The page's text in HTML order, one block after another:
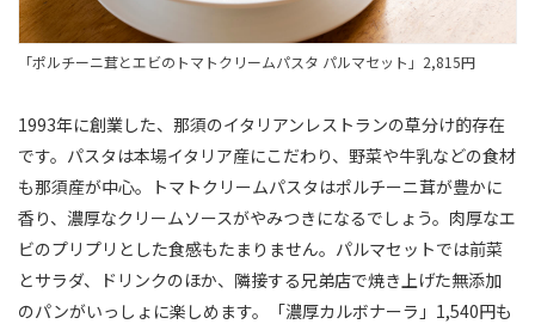
「ポルチーニ茸とエビのトマトクリームパスタ パルマセット」2,815円
1993年に創業した、那須のイタリアンレストランの草分け的存在
です。パスタは本場イタリア産にこだわり、野菜や牛乳などの食材
も那須産が中心。トマトクリームパスタはポルチーニ茸が豊かに
香り、濃厚なクリームソースがやみつきになるでしょう。肉厚なエ
ビのプリプリとした食感もたまりません。パルマセットでは前菜
とサラダ、ドリンクのほか、隣接する兄弟店で焼き上げた無添加
のパンがいっしょに楽しめます。「濃厚カルボナーラ」1,540円も